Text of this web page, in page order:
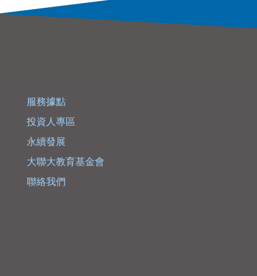
服務據點
投資人專區
永續發展
大聯大教育基金會
聯絡我們